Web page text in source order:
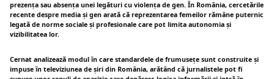
prezența sau absența unei legături cu violența de gen. În România, cercetările
recente despre media și gen arată că reprezentarea femeilor rămâne puternic
legată de norme sociale și profesionale care pot limita autonomia și
vizibilitatea lor.
Cernat analizează modul în care standardele de frumusețe sunt construite și
impuse în televiziunea de șiri din România, arătând că jurnalistele pot fi